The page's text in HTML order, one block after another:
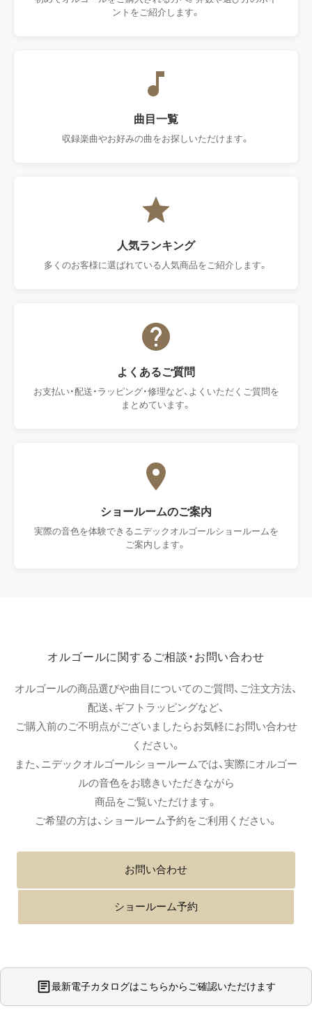
ントをご紹介します。
曲目一覧
収録楽曲やお好みの曲をお探しいただけます。
人気ランキング
多くのお客様に選ばれている人気商品をご紹介します。
よく​ある​ご質問
お支払い・配送・ラッピング・修理など、よくいただくご質問を
まとめています。
ショールームの​ご案内
実際の音色を体験できるニデックオルゴールショールームを
ご案内します。
オルゴールに​関する​ご相談・​お問い合わせ
オルゴールの商品選びや曲目についてのご質問、ご注文方法、
配送、ギフトラッピングなど、
ご購入前のご不明点がございましたらお気軽にお問い合わせ
ください。
また、ニデックオルゴールショールームでは、実際にオルゴー
ルの音色をお聴きいただきながら
商品をご覧いただけます。
ご希望の方は、ショールーム予約をご利用ください。
お問い合わせ
ショールーム予約
最新電子カタログはこちらからご確認いただけます